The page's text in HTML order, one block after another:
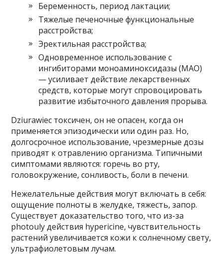
Беременность, период лактации;
Тяжелые печеночные функциональные
расстройства;
Эректильная расстройства;
Одновременное использование с
ингибиторами моноаминоксидазы (МАО)
— усиливает действие лекарственных
средств, которые могут спровоцировать
развитие избыточного давления прорыва.
Dziurawiec токсичен, он не опасен, когда он
применяется эпизодически или один раз. Но,
долгосрочное использование, чрезмерные дозы
приводят к отравлению организма. Типичными
симптомами являются: горечь во рту,
головокружение, сонливость, боли в печени.
Нежелательные действия могут включать в себя:
ощущение полноты в желудке, тяжесть, запор.
Существует доказательство того, что из-за
photouly действия hypericine, чувствительность
растений увеличивается кожи к солнечному свету,
ультрафиолетовым лучам.